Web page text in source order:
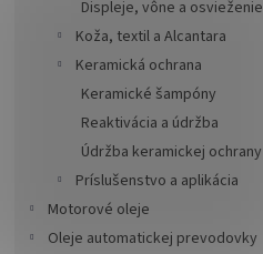
Displeje, vône a osvieženie
Koža, textil a Alcantara
Keramická ochrana
Keramické šampóny
Reaktivácia a údržba
Údržba keramickej ochrany
Príslušenstvo a aplikácia
Motorové oleje
Oleje automatickej prevodovky